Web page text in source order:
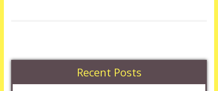
Recent Posts